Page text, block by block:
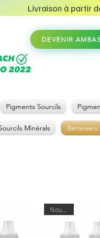
DEVENIR
Pigments Sourcils
Minérals
Livraison à partir
Nouveau